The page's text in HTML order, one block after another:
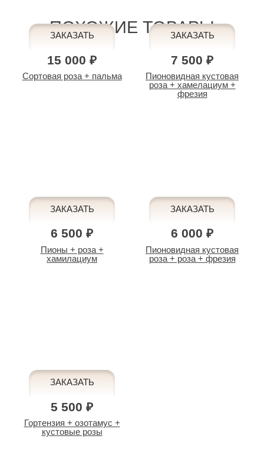
ПОХОЖИЕ ТОВАРЫ
15 000 ₽
Сортовая роза + пальма
7 500 ₽
Пионовидная кустовая
роза + хамелациум +
фрезия
6 500 ₽
Пионы + роза +
хамилациум
6 000 ₽
Пионовидная кустовая
роза + роза + фрезия
5 500 ₽
Гортензия + озотамус +
кустовые розы